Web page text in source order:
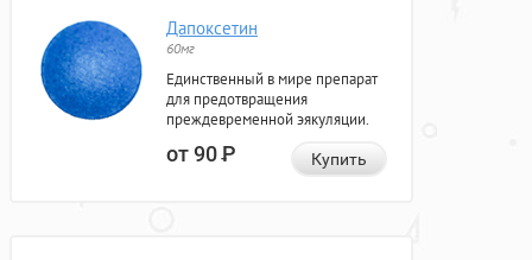
Дапоксетин
60мг
Единственный в мире препарат
для предотвращения
преждевременной эякуляции.
от 90Р Купить